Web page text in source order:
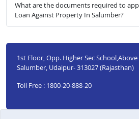
What are the documents required to
Loan Against Property In Salumber?
1st Floor, Opp. Higher Sec School,Above
Salumber, Udaipur- 313027 (Rajasthan)
Toll Free : 1800-20-888-20